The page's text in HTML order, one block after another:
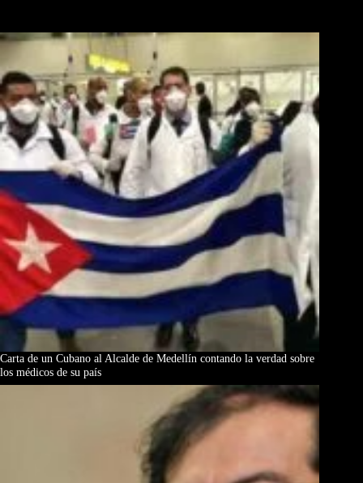
Carta de un Cubano al Alcalde de Medellín contando la verdad sobre
los médicos de su país